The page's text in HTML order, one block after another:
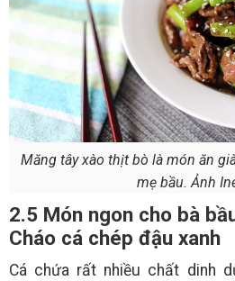
Măng tây xào thịt bò là món ăn
mẹ bầu. Ảnh
2.5 Món ngon cho bà
Cháo cá chép đậu xanh
Cá chứa rất nhiều chất dinh